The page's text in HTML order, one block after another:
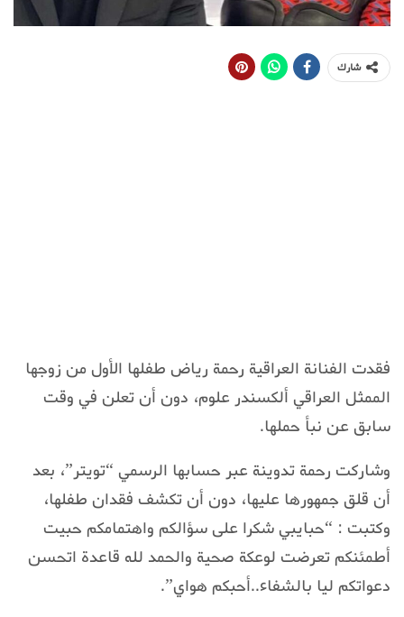
شارك
فقدت الفنانة العراقية رحمة رياض طفلها الأول من زوجها
الممثل العراقي ألكسندر علوم، دون أن تعلن في وقت
سابق عن نبأ حملها.
وشاركت رحمة تدوينة عبر حسابها الرسمي “تويتر”، بعد
أن قلق جمهورها عليها، دون أن تكشف فقدان طفلها،
وكتبت : “حبايبي شكرا على سؤالكم واهتمامكم حبيت
أطمئنكم تعرضت لوعكة صحية والحمد لله قاعدة اتحسن
دعواتكم ليا بالشفاء..أحبكم هواي”.